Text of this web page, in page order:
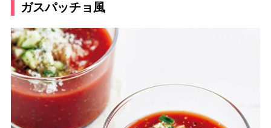
ガスパッチョ風